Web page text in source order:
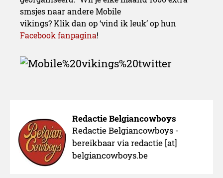
smsjes naar andere Mobile
vikings? Klik dan op ‘vind ik leuk’ op hun
Facebook fanpagina!
Redactie Belgiancowboys
Redactie Belgiancowboys -
bereikbaar via redactie [at]
belgiancowboys.be